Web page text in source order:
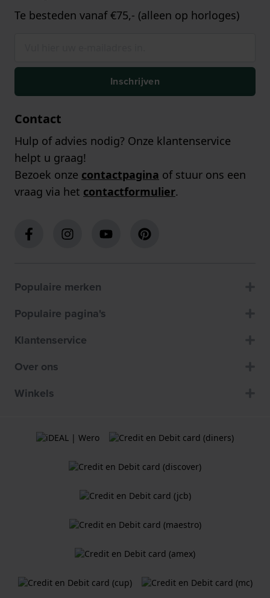
Te besteden vanaf €75,- (alleen op horloges)
Inschrijven
Contact
Hulp of advies nodig? Onze klantenservice
helpt u graag!
Bezoek onze contactpagina of stuur ons een
vraag via het contactformulier.
Populaire merken
Populaire pagina's
Klantenservice
Over ons
Winkels